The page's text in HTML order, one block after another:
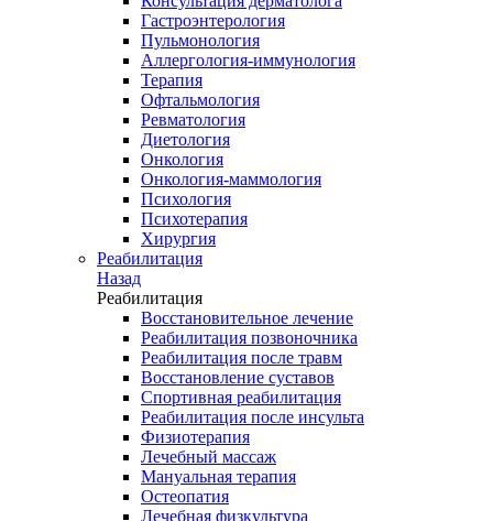
Гастроэнтерология
Пульмонология
Аллергология-иммунология
Терапия
Офтальмология
Ревматология
Диетология
Онкология
Онкология-маммология
Психология
Психотерапия
Хирургия
Реабилитация
Назад
Реабилитация
Восстановительное лечение
Реабилитация позвоночника
Реабилитация после травм
Восстановление суставов
Спортивная реабилитация
Реабилитация после инсульта
Физиотерапия
Лечебный массаж
Мануальная терапия
Остеопатия
Лечебная физкультура